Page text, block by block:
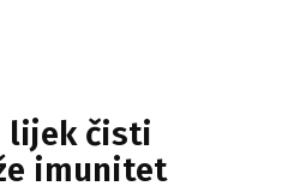
lijek čisti
imunitet